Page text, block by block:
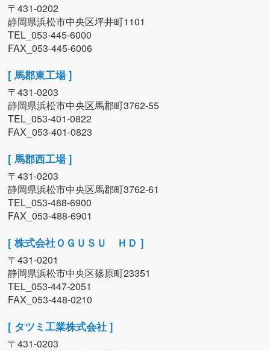
〒431-0202
静岡県浜松市中央区坪井町1101
TEL_053-445-6000
FAX_053-445-6006
[ 馬郡東工場 ]
〒431-0203
静岡県浜松市中央区馬郡町3762-55
TEL_053-401-0822
FAX_053-401-0823
[ 馬郡西工場 ]
〒431-0203
静岡県浜松市中央区馬郡町3762-61
TEL_053-488-6900
FAX_053-488-6901
[ 株式会社ＯＧＵＳＵ ＨＤ ]
〒431-0201
静岡県浜松市中央区篠原町23351
TEL_053-447-2051
FAX_053-448-0210
[ タツミ工業株式会社 ]
〒431-0203